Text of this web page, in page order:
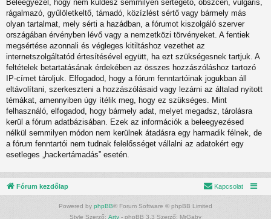
Beleegyezel, hogy nem küldesz semmilyen sértegető, obszcén, vulgáris,
rágalmazó, gyűlöletkeltő, támadó, közízlést sértő vagy bármely más
olyan tartalmat, mely sérti a hazádban, a fórumot kiszolgáló szerver
országában érvényben lévő vagy a nemzetközi törvényeket. A fentiek
megsértése azonnali és végleges kitiltáshoz vezethet az
internetszolgáltatód értesítésével együtt, ha ezt szükségesnek tartjuk. A
feltételek betartatásának érdekében az összes hozzászóláshoz tartozó
IP-címet tároljuk. Elfogadod, hogy a fórum fenntartóinak jogukban áll
eltávolítani, szerkeszteni a hozzászólásaid vagy lezárni az általad nyitott
témákat, amennyiben úgy ítélik meg, hogy ez szükséges. Mint
felhasználó, elfogadod, hogy bármely adat, melyet megadsz, tárolásra
kerül a fórum adatbázisában. Ezek az információk a beleegyezésed
nélkül semmilyen módon nem kerülnek átadásra egy harmadik félnek, de
a fórum fenntartói nem tudnak felelősséget vállalni az adatokért egy
esetleges „hackertámadás” esetén.
Fórum kezdőlap Kapcsolat
Powered by phpBB® Forum Software © phpBB Limited
Style Szerző: Arty - phpBB 3.3 Szerző: MrGaby